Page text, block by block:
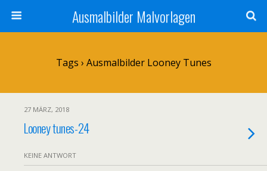
Ausmalbilder Malvorlagen
Tags › Ausmalbilder Looney Tunes
27 MÄRZ, 2018
Looney tunes-24
KEINE ANTWORT